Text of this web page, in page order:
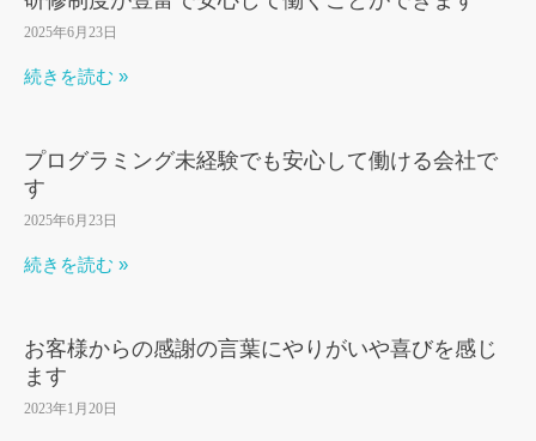
2025年6月23日
続きを読む »
プログラミング未経験でも安心して働ける会社で
す
2025年6月23日
続きを読む »
お客様からの感謝の言葉にやりがいや喜びを感じ
ます
2023年1月20日